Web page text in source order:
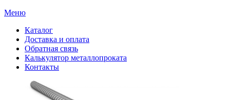
Меню
Каталог
Доставка и оплата
Обратная связь
Калькулятор металлопроката
Контакты